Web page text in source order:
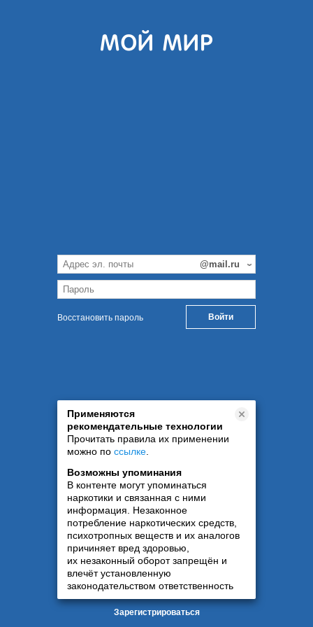
Восстановить пароль
Применяются
рекомендательные технологии
Прочитать правила их применении
можно по ссылке
Возможны упоминания
В контенте могут упоминаться
наркотики и связанная с ними
информация. Незаконное
потребление наркотических средств,
психотропных веществ и их аналогов
причиняет вред здоровью,
их незаконный оборот запрещён и
влечёт установленную
законодательством ответственность
Зарегистрироваться